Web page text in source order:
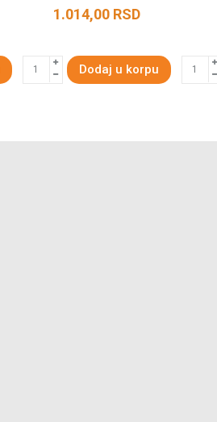
1.014,00 RSD
Dodaj u korpu